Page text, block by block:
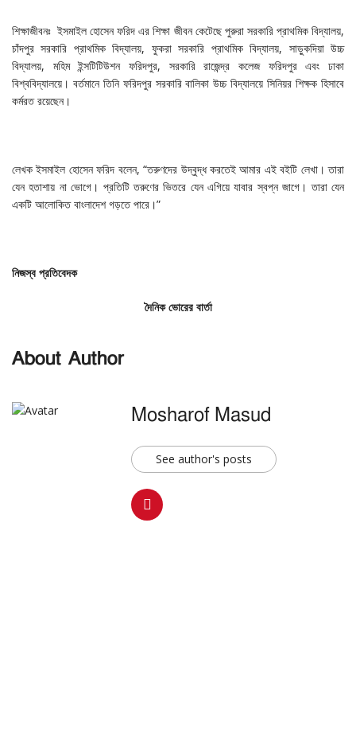
শিক্ষাজীবনঃ ইসমাইল হোসেন ফরিদ এর শিক্ষা জীবন কেটেছে পুরুরা সরকারি প্রাথমিক বিদ্যালয়,
চাঁদপুর সরকারি প্রাথমিক বিদ্যালয়, ফুকরা সরকারি প্রাথমিক বিদ্যালয়, সাড়ুকদিয়া উচ্চ
বিদ্যালয়, মহিম ইন্সটিটিউশন ফরিদপুর, সরকারি রাজেন্দ্র কলেজ ফরিদপুর এবং ঢাকা
বিশ্ববিদ্যালয়ে। বর্তমানে তিনি ফরিদপুর সরকারি বালিকা উচ্চ বিদ্যালয়ে সিনিয়র শিক্ষক হিসাবে
কর্মরত রয়েছেন।
লেখক ইসমাইল হোসেন ফরিদ বলেন, “তরুণদের উদ্বুদ্ধ করতেই আমার এই বইটি লেখা। তারা
যেন হতাশায় না ভোগে। প্রতিটি তরুণের ভিতরে যেন এগিয়ে যাবার স্বপ্ন জাগে। তারা যেন
একটি আলোকিত বাংলাদেশ গড়তে পারে।”
নিজস্ব প্রতিবেদক
দৈনিকভোরের বার্তা
About Author
Mosharof Masud
See author's posts